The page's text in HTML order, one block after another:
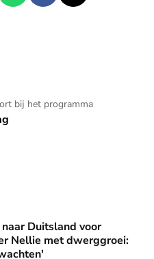
bij het programma
voor medicijn dochter
Duitsland voor
Nellie met dwerggroei: